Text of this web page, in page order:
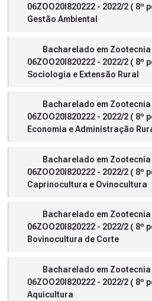
06ZOO20I820222 - 2022/2 ( 8º
Gestão Ambiental
Bacharelado em
06ZOO20I820222 - 2022/2 ( 8º
Sociologia e Extensão Rural
Bacharelado em
06ZOO20I820222 - 2022/2 ( 8º
Economia e Administração
Bacharelado em
06ZOO20I820222 - 2022/2 ( 8º
Caprinocultura e Ovinocultura
Bacharelado em
06ZOO20I820222 - 2022/2 ( 8º
Bovinocultura de Corte
Bacharelado em
06ZOO20I820222 - 2022/2 ( 8º
Aquicultura